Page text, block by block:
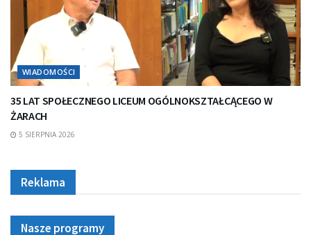
WIADOMOŚCI
35 LAT SPOŁECZNEGO LICEUM OGÓLNOKSZTAŁCĄCEGO W
ŻARACH
5 SIERPNIA 2026
Reklama
Nasze programy